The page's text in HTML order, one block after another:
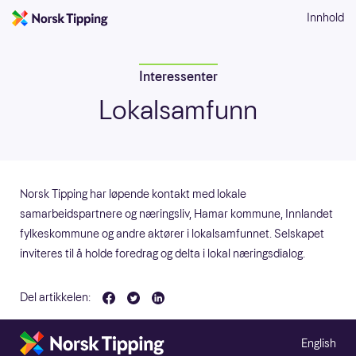
Innhold
Interessenter
Lokalsamfunn
Norsk Tipping har løpende kontakt med lokale
samarbeidspartnere og næringsliv, Hamar kommune, Innlandet
fylkeskommune og andre aktører i lokalsamfunnet. Selskapet
inviteres til å holde foredrag og delta i lokal næringsdialog.
Del artikkelen:
English